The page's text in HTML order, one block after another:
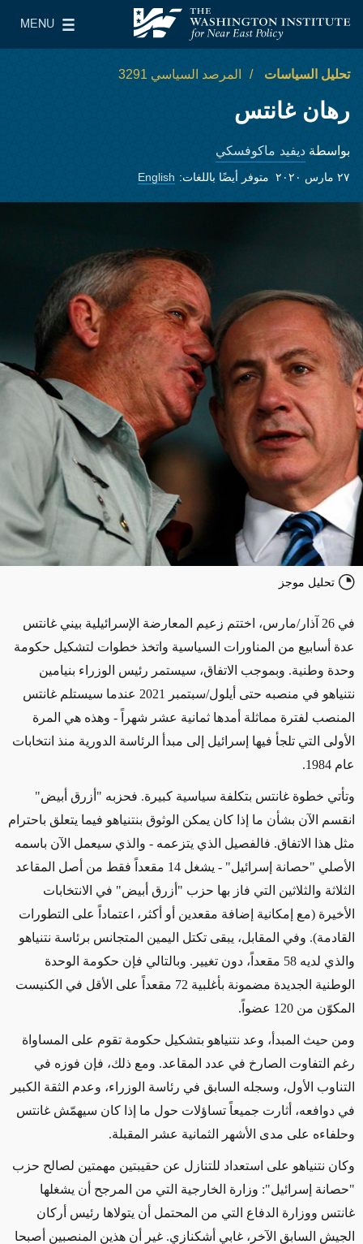
معهد واشنطن لسياسات الشرق الأدنى
MENU
Main Menu
تحليل السياسات المرصد السياسي 3291
رهان غانتس
بواسطة ديفيد ماكوفسكي
٢٧ مارس ٢٠٢٠ متوفر أيضًا باللغات: English
تحليل موجز
في 26 آذار/مارس، اختتم زعيم المعارضة الإسرائيلية بيني غانتس
عدة أسابيع من المناورات السياسية واتخذ خطوات لتشكيل حكومة
وحدة وطنية. وبموجب الاتفاق، سيستمر رئيس الوزراء بنيامين
نتنياهو في منصبه حتى أيلول/سبتمبر 2021 عندما سيستلم غانتس
المنصب لفترة مماثلة أمدها ثمانية عشر شهراً - وهذه هي المرة
الأولى التي تلجأ فيها إسرائيل إلى مبدأ الرئاسة الدورية منذ انتخابات
عام 1984.
وتأتي خطوة غانتس بتكلفة سياسية كبيرة. فحزبه "أزرق أبيض"
انقسم الآن بشأن ما إذا كان يمكن الوثوق بنتنياهو فيما يتعلق باحترام
مثل هذا الاتفاق. فالفصيل الذي يتزعمه - والذي سيعمل الآن باسمه
الأصلي "حصانة إسرائيل" - يشغل 14 مقعداً فقط من أصل المقاعد
الثلاثة والثلاثين التي فاز بها حزب "أزرق أبيض" في الانتخابات
الأخيرة (مع إمكانية إضافة مقعدين أو أكثر، اعتماداً على التطورات
القادمة). وفي المقابل، يبقى تكتل اليمين المتجانس برئاسة نتنياهو
والذي لديه 58 مقعداً، دون تغيير. وبالتالي فإن حكومة الوحدة
الوطنية الجديدة مضمونة بأغلبية 72 مقعداً على الأقل في الكنيست
المكوّن من 120 عضواً.
ومن حيث المبدأ، وعد نتنياهو بتشكيل حكومة تقوم على المساواة
رغم التفاوت الصارخ في عدد المقاعد. ومع ذلك، فإن فوزه في
التناوب الأول، وسجله السابق في رئاسة الوزراء، وعدم الثقة الكبير
في دوافعه، أثارت جميعاً تساؤلات حول ما إذا كان سيهمّش غانتس
وحلفاءه على مدى الأشهر الثمانية عشر المقبلة.
وكان نتنياهو على استعداد للتنازل عن حقيبتين مهمتين لصالح حزب
"حصانة إسرائيل": وزارة الخارجية التي من المرجح أن يشغلها
غانتس ووزارة الدفاع التي من المحتمل أن يتولاها رئيس أركان
الجيش السابق الآخر، غابي أشكنازي. غير أن هذين المنصبين أصبحا